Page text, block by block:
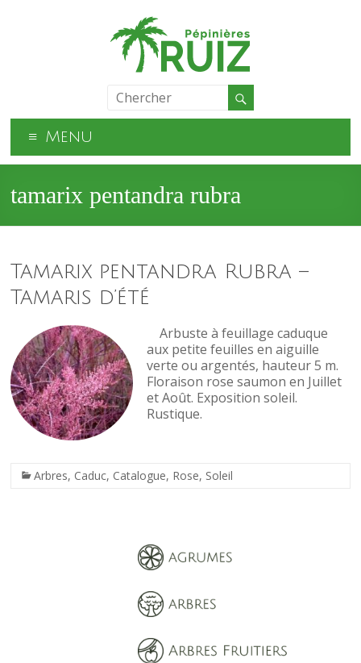
Menu
tamarix pentandra rubra
Tamarix pentandra Rubra –
Tamaris d’été
Arbuste à feuillage caduque
aux petite feuilles en aiguille
verte ou argentés, hauteur 5 m.
Floraison rose saumon en Juillet
et Août. Exposition soleil.
Rustique.
Arbres, Caduc, Catalogue, Rose, Soleil